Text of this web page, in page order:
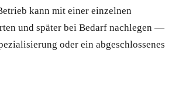
kann mit einer einzelnen
und später bei Bedarf nachlegen —
oder ein abgeschlossenes